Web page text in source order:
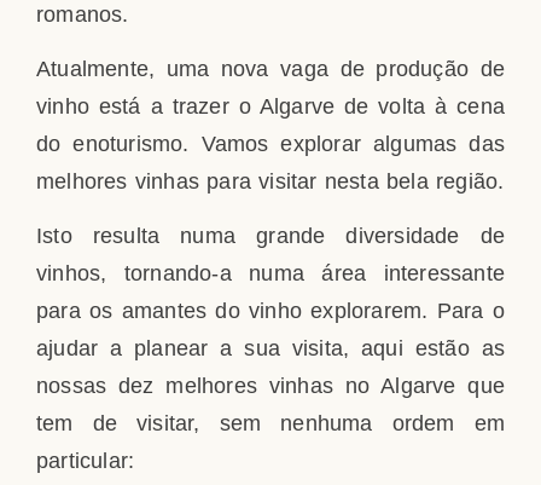
romanos.
Atualmente, uma nova vaga de produção de
vinho está a trazer o Algarve de volta à cena
do enoturismo. Vamos explorar algumas das
melhores vinhas para visitar nesta bela região.
Isto resulta numa grande diversidade de
vinhos, tornando-a numa área interessante
para os amantes do vinho explorarem. Para o
ajudar a planear a sua visita, aqui estão as
nossas dez melhores vinhas no Algarve que
tem de visitar, sem nenhuma ordem em
particular: